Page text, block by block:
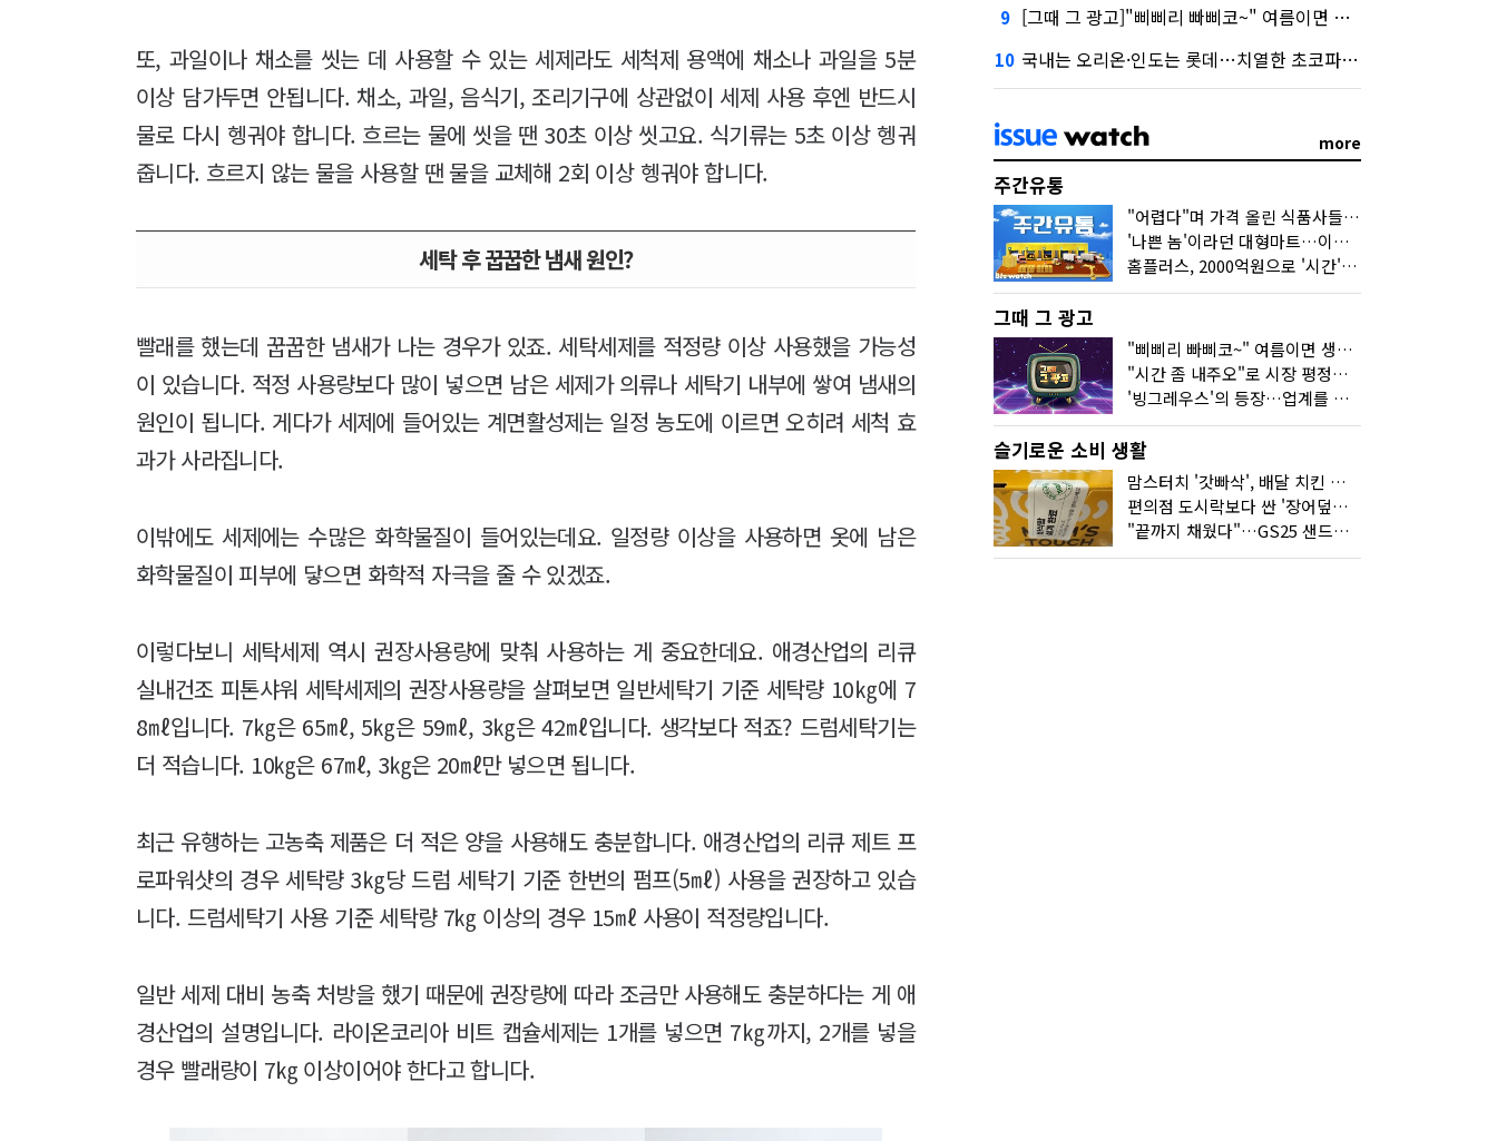
또, 과일이나 채소를 씻는 데 사용할 수 있는 세제라도 세척제 용액에 채소나 과일을 5분
이상 담가두면 안됩니다. 채소, 과일, 음식기, 조리기구에 상관없이 세제 사용 후엔 반드시
물로 다시 헹궈야 합니다. 흐르는 물에 씻을 땐 30초 이상 씻고요. 식기류는 5초 이상 헹궈
줍니다. 흐르지 않는 물을 사용할 땐 물을 교체해 2회 이상 헹궈야 합니다.
세탁 후 꿉꿉한 냄새 원인?
빨래를 했는데 꿉꿉한 냄새가 나는 경우가 있죠. 세탁세제를 적정량 이상 사용했을 가능성
이 있습니다. 적정 사용량보다 많이 넣으면 남은 세제가 의류나 세탁기 내부에 쌓여 냄새의
원인이 됩니다. 게다가 세제에 들어있는 계면활성제는 일정 농도에 이르면 오히려 세척 효
과가 사라집니다.
이밖에도 세제에는 수많은 화학물질이 들어있는데요. 일정량 이상을 사용하면 옷에 남은
화학물질이 피부에 닿으면 화학적 자극을 줄 수 있겠죠.
이렇다보니 세탁세제 역시 권장사용량에 맞춰 사용하는 게 중요한데요. 애경산업의 리큐
실내건조 피톤샤워 세탁세제의 권장사용량을 살펴보면 일반세탁기 기준 세탁량 10㎏에 7
8㎖입니다. 7㎏은 65㎖, 5㎏은 59㎖, 3㎏은 42㎖입니다. 생각보다 적죠? 드럼세탁기는
더 적습니다. 10㎏은 67㎖, 3㎏은 20㎖만 넣으면 됩니다.
최근 유행하는 고농축 제품은 더 적은 양을 사용해도 충분합니다. 애경산업의 리큐 제트 프
로파워샷의 경우 세탁량 3㎏당 드럼 세탁기 기준 한번의 펌프(5㎖) 사용을 권장하고 있습
니다. 드럼세탁기 사용 기준 세탁량 7㎏ 이상의 경우 15㎖ 사용이 적정량입니다.
일반 세제 대비 농축 처방을 했기 때문에 권장량에 따라 조금만 사용해도 충분하다는 게 애
경산업의 설명입니다. 라이온코리아 비트 캡슐세제는 1개를 넣으면 7㎏까지, 2개를 넣을
경우 빨래량이 7㎏ 이상이어야 한다고 합니다.
9 [그때 그 광고]"삐삐리 빠삐코~" 여름이면 생각나는 그 노래
10 국내는 오리온·인도는 롯데…치열한 초코파이 대전
more
주간유통
"어렵다"며 가격 올린 식품사들…진짜 어려운 거 맞아?
'나쁜 놈'이라던 대형마트…이젠 '불쌍한 놈' 됐다
홈플러스, 2000억원으로 '시간'을 샀다
그때 그 광고
"삐삐리 빠삐코~" 여름이면 생각나는 그 노래
"시간 좀 내주오"로 시장 평정한 하이마트
'빙그레우스'의 등장…업계를 흔든 '세계관' 마케팅
슬기로운 소비 생활
맘스터치 '갓빠삭', 배달 치킨 선입견을 바꿨다
편의점 도시락보다 싼 '장어덮밥'…오뚜기가 해냈다
"끝까지 채웠다"…GS25 샌드위치의 달라진 '속'사정